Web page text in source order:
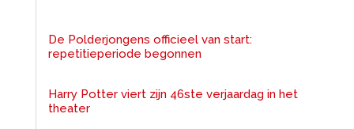
De Polderjongens officieel van start:
repetitieperiode begonnen
Harry Potter viert zijn 46ste verjaardag in het
theater